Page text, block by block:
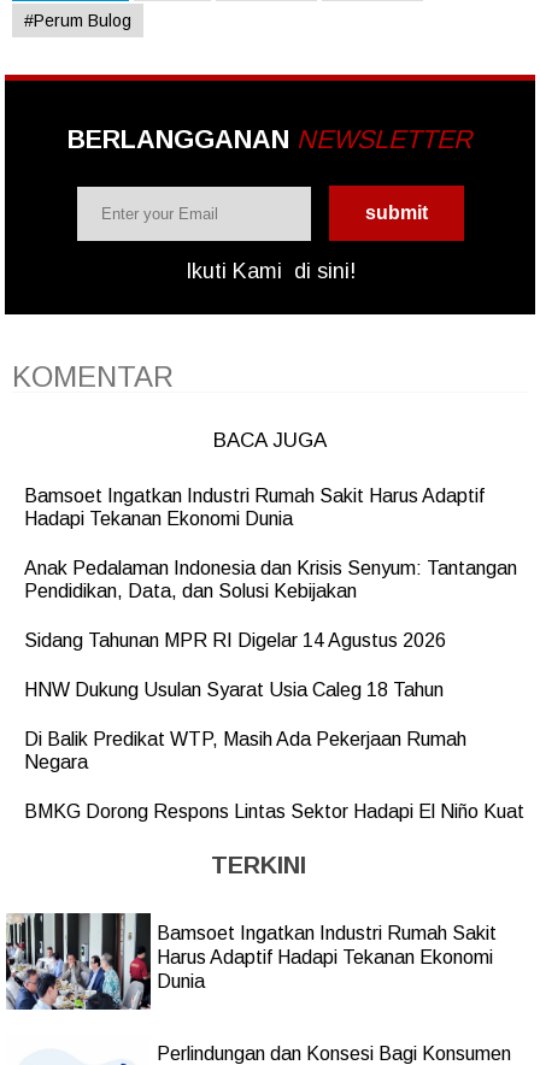
#Perum Bulog
BERLANGGANAN NEWSLETTER
Ikuti Kami di sini!
KOMENTAR
BACA JUGA
Bamsoet Ingatkan Industri Rumah Sakit Harus Adaptif
Hadapi Tekanan Ekonomi Dunia
Anak Pedalaman Indonesia dan Krisis Senyum: Tantangan
Pendidikan, Data, dan Solusi Kebijakan
Sidang Tahunan MPR RI Digelar 14 Agustus 2026
HNW Dukung Usulan Syarat Usia Caleg 18 Tahun
Di Balik Predikat WTP, Masih Ada Pekerjaan Rumah
Negara
BMKG Dorong Respons Lintas Sektor Hadapi El Niño Kuat
TERKINI
Bamsoet Ingatkan Industri Rumah Sakit
Harus Adaptif Hadapi Tekanan Ekonomi
Dunia
Perlindungan dan Konsesi Bagi Konsumen